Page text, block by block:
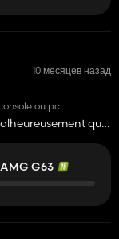
10 месяцев назад
ou pc
que
G63